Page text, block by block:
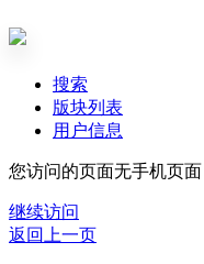
搜索
版块列表
用户信息
您访问的页面无手机页
继续访问
返回上一页